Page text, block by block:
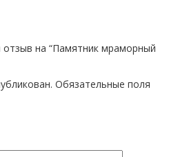
на “Памятник мраморный
Обязательные поля